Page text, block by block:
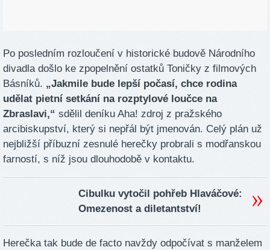
Po posledním rozloučení v historické budově Národního
divadla došlo ke zpopelnění ostatků Toničky z filmových
Básníků. „Jakmile bude lepší počasí, chce rodina
udělat pietní setkání na rozptylové loučce na
Zbraslavi,“ sdělil deníku Aha! zdroj z pražského
arcibiskupství, který si nepřál být jmenován. Celý plán už
nejbližší příbuzní zesnulé herečky probrali s modřanskou
farností, s níž jsou dlouhodobě v kontaktu.
Cibulku vytočil pohřeb Hlaváčové:
Omezenost a diletantství!
Herečka tak bude de facto navždy odpočívat s manželem